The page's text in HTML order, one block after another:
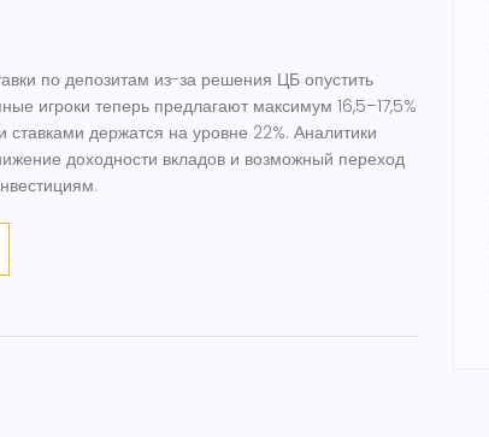
по депозитам из-за решения ЦБ опустить
игроки теперь предлагают максимум 16,5–17,5%
держатся на уровне 22%. Аналитики
доходности вкладов и возможный переход